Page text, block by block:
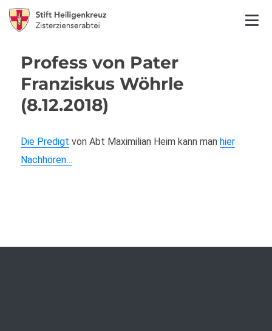
Profess von Pater
Franziskus Wöhrle
(8.12.2018)
Die Predigt von Abt Maximilian Heim kann manhier
Nachhören…